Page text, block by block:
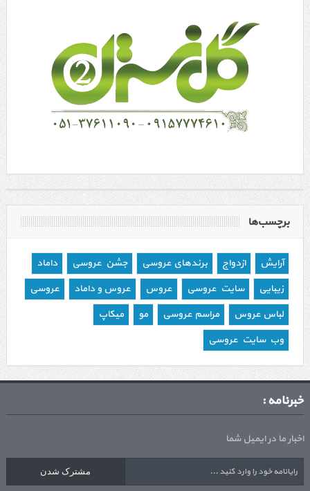
برچسب‌ها
آرایش ازدواج برندهای عروسی جشن عروسی
داماد
زیبایی
سایت عروسی عروس عروس و داماد
عروسی
لباس عروس
مراسم عروسی مو
میکاپ
وب سایت عروسی
خبرنامه :
اخبار ما در ایمیل شما
مشترک شدن